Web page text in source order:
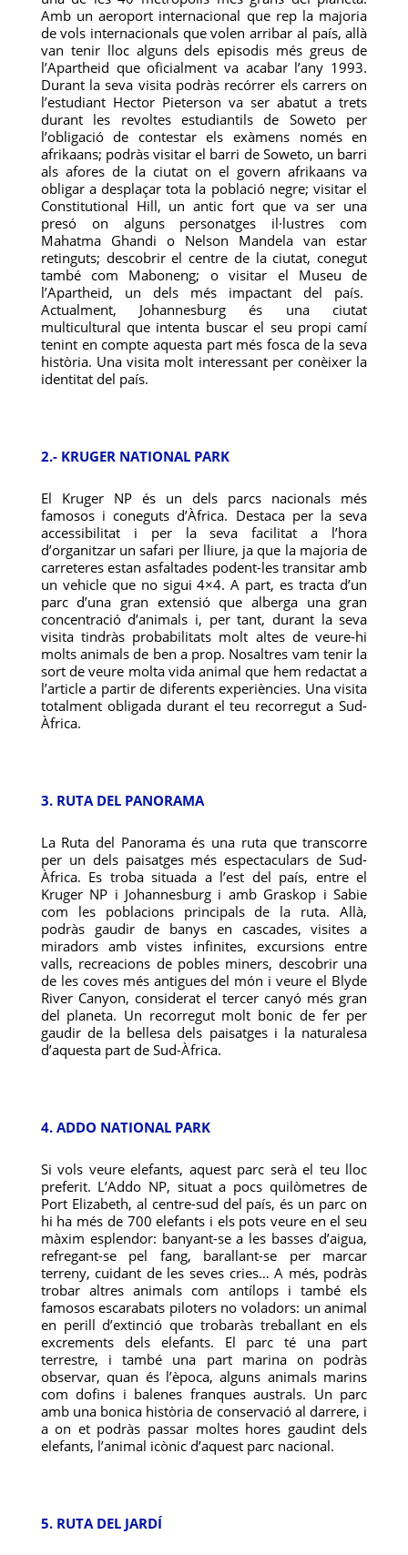
Amb un aeroport internacional que rep la majoria
de vols internacionals que volen arribar al país, allà
van tenir lloc alguns dels episodis més greus de
l’Apartheid que oficialment va acabar l’any 1993.
Durant la seva visita podràs recórrer els carrers on
l’estudiant Hector Pieterson va ser abatut a trets
durant les revoltes estudiantils de Soweto per
l’obligació de contestar els exàmens només en
afrikaans; podràs visitar el barri de Soweto, un barri
als afores de la ciutat on el govern afrikaans va
obligar a desplaçar tota la població negre; visitar el
Constitutional Hill, un antic fort que va ser una
presó on alguns personatges il·lustres com
Mahatma Ghandi o Nelson Mandela van estar
retinguts; descobrir el centre de la ciutat, conegut
també com Maboneng; o visitar el Museu de
l’Apartheid, un dels més impactant del país.
Actualment, Johannesburg és una ciutat
multicultural que intenta buscar el seu propi camí
tenint en compte aquesta part més fosca de la seva
història. Una visita molt interessant per conèixer la
identitat del país.
2.- KRUGER NATIONAL PARK
El Kruger NP és un dels parcs nacionals més
famosos i coneguts d’Àfrica. Destaca per la seva
accessibilitat i per la seva facilitat a l’hora
d’organitzar un safari per lliure, ja que la majoria de
carreteres estan asfaltades podent-les transitar amb
un vehicle que no sigui 4×4. A part, es tracta d’un
parc d’una gran extensió que alberga una gran
concentració d’animals i, per tant, durant la seva
visita tindràs probabilitats molt altes de veure-hi
molts animals de ben a prop. Nosaltres vam tenir la
sort de veure molta vida animal que hem redactat a
l’article a partir de diferents experiències. Una visita
totalment obligada durant el teu recorregut a Sud-
Àfrica.
3. RUTA DEL PANORAMA
La Ruta del Panorama és una ruta que transcorre
per un dels paisatges més espectaculars de Sud-
Àfrica. Es troba situada a l’est del país, entre el
Kruger NP i Johannesburg i amb Graskop i Sabie
com les poblacions principals de la ruta. Allà,
podràs gaudir de banys en cascades, visites a
miradors amb vistes infinites, excursions entre
valls, recreacions de pobles miners, descobrir una
de les coves més antigues del món i veure el Blyde
River Canyon, considerat el tercer canyó més gran
del planeta. Un recorregut molt bonic de fer per
gaudir de la bellesa dels paisatges i la naturalesa
d’aquesta part de Sud-Àfrica.
4. ADDO NATIONAL PARK
Si vols veure elefants, aquest parc serà el teu lloc
preferit. L’Addo NP, situat a pocs quilòmetres de
Port Elizabeth, al centre-sud del país, és un parc on
hi ha més de 700 elefants i els pots veure en el seu
màxim esplendor: banyant-se a les basses d’aigua,
refregant-se pel fang, barallant-se per marcar
terreny, cuidant de les seves cries… A més, podràs
trobar altres animals com antílops i també els
famosos escarabats piloters no voladors: un animal
en perill d’extinció que trobaràs treballant en els
excrements dels elefants. El parc té una part
terrestre, i també una part marina on podràs
observar, quan és l’època, alguns animals marins
com dofins i balenes franques australs. Un parc
amb una bonica història de conservació al darrere, i
a on et podràs passar moltes hores gaudint dels
elefants, l’animal icònic d’aquest parc nacional.
5. RUTA DEL JARDÍ